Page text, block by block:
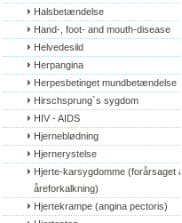
Halsbetændelse
Hand-, foot- and mouth-disease
Helvedesild
Herpangina
Herpesbetinget mundbetændelse
Hirschsprung`s sygdom
HIV - AIDS
Hjerneblødning
Hjernerystelse
Hjerte-karsygdomme (forårsaget af
åreforkalkning)
Hjertekrampe (angina pectoris)